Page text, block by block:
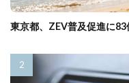
東京都、ZEV普及促進に